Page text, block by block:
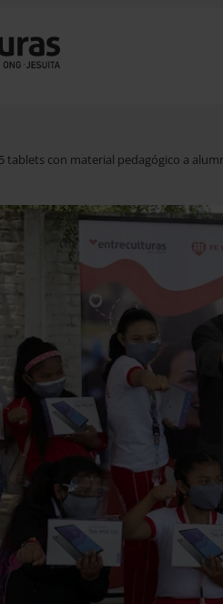
tablets con material pedagógico a